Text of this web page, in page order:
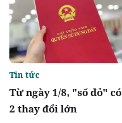
Từ ngày 1/8, "sổ đỏ" có
2 thay đổi lớn
Tin tức